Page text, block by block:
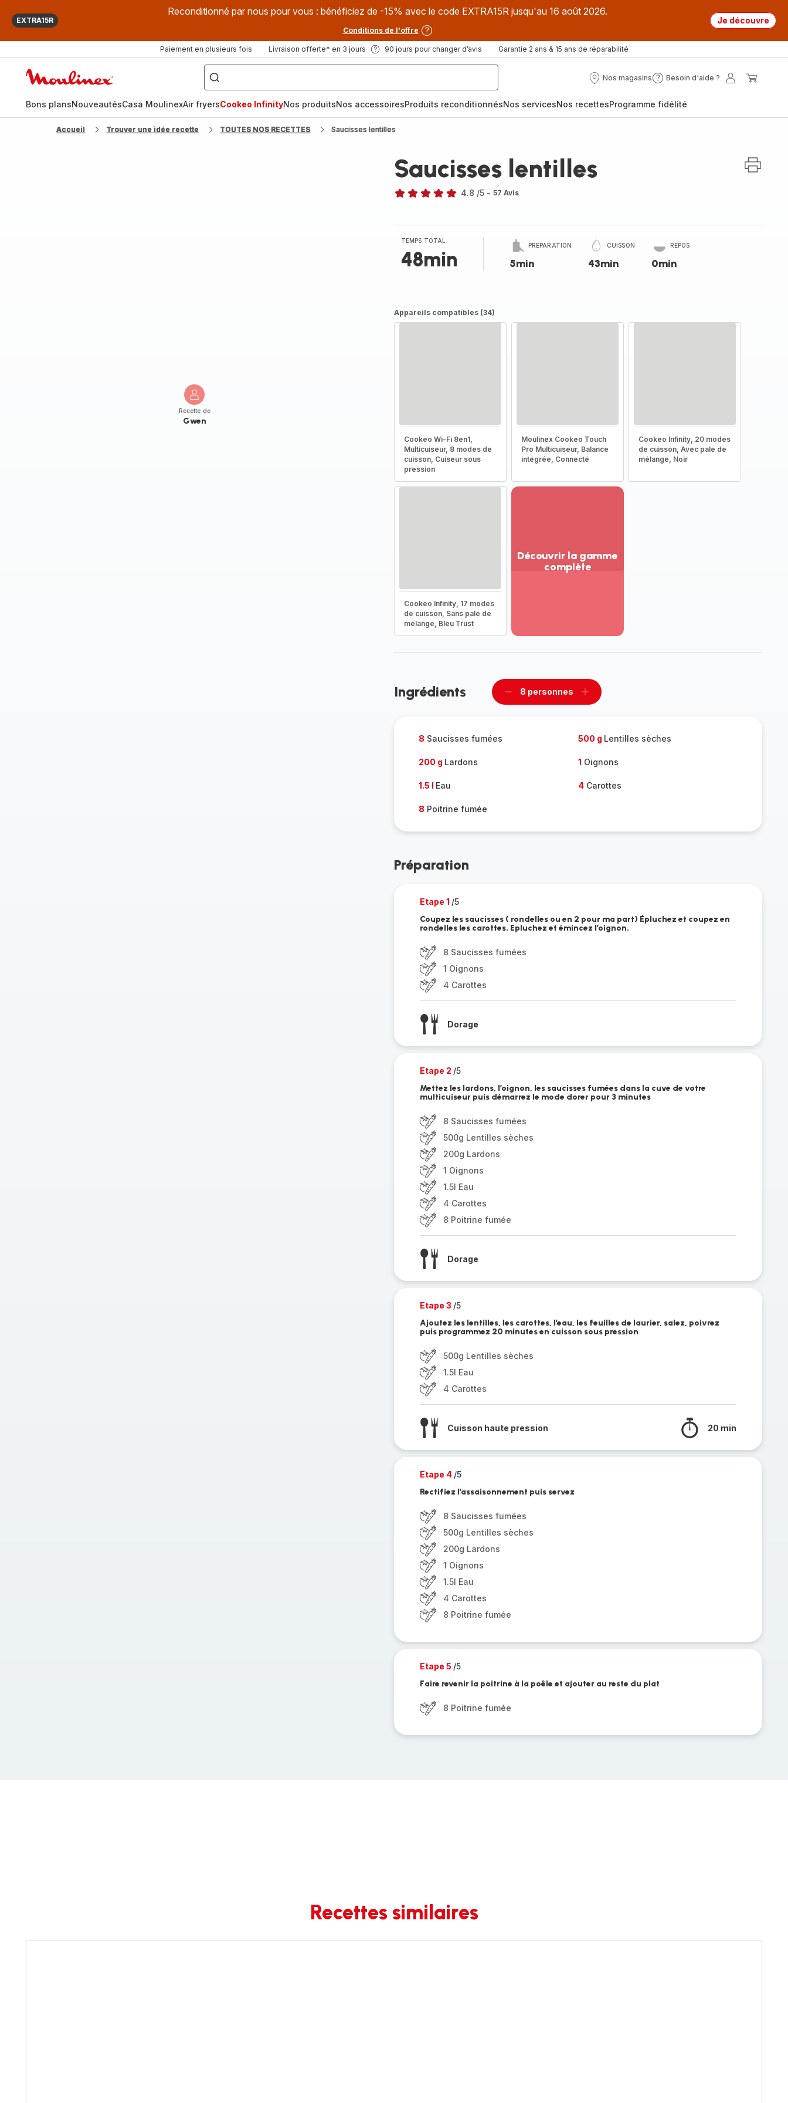
EXTRA15R
Reconditionné par nous pour vous : bénéficiez de -15% avec le code EXTRA15R jusqu'au 16 août 2026.
Conditions de l'offre
Je découvre
Paiement en plusieurs fois Livraison offerte* en 3 jours 90 jours pour changer d’avis Garantie 2 ans & 15 ans de réparabilité
["Que
recherchez-
vous
?",
fryer",
"Companion"]
Nos magasins
Nos
Besoin d'aide ?
Besoin
?
Mon
Bons plansNouveautésCasa MoulinexAir fryersCookeo InfinityNos produitsNos accessoiresProduits reconditionnésNos servicesNos recettesProgramme fidélité
Accueil Trouver une idée recette TOUTES NOS RECETTES Saucisses lentilles
Recette de
Gwen
Saucisses lentilles
4.8 /5 - 57 Avis
TEMPS TOTAL
48min
PRÉPARATION
5min
CUISSON
43min
REPOS
0min
Appareils compatibles (34)
Cookeo Wi-Fi 8en1,
Multicuiseur, 8 modes de
cuisson, Cuiseur sous
pression
Moulinex Cookeo Touch
Pro Multicuiseur, Balance
intégrée, Connecté
Cookeo Infinity, 20 modes
de cuisson, Avec pale de
mélange, Noir
Cookeo Infinity, 17 modes
de cuisson, Sans pale de
mélange, Bleu Trust
Découvrir la gamme
complète
gamme
Ingrédients
Supprimer
8 personnes
Ajouter
8 Saucisses fumées 500 g Lentilles sèches
200 g Lardons 1 Oignons
1.5 l Eau 4Carottes
8 Poitrine fumée
Préparation
Etape 1 /5
Coupez les saucisses ( rondelles ou en 2 pour ma part) Épluchez et coupez en
rondelles les carottes. Epluchez et émincez l’oignon.
8 Saucisses fumées
1 Oignons
4 Carottes
Dorage
Etape 2 /5
Mettez les lardons, l’oignon, les saucisses fumées dans la cuve de votre
multicuiseur puis démarrez le mode dorer pour 3 minutes
8 Saucisses fumées
500g Lentilles sèches
200g Lardons
1 Oignons
1.5l Eau
4 Carottes
8 Poitrine fumée
Dorage
Etape 3 /5
Ajoutez les lentilles, les carottes, l’eau, les feuilles de laurier, salez, poivrez
puis programmez 20 minutes en cuisson sous pression
500g Lentilles sèches
1.5l Eau
4 Carottes
Cuisson haute pression 20 min
Etape 4 /5
Rectifiez l’assaisonnement puis servez
8 Saucisses fumées
500g Lentilles sèches
200g Lardons
1 Oignons
1.5l Eau
4 Carottes
8 Poitrine fumée
Etape 5 /5
Faire revenir la poitrine à la poêle et ajouter au reste du plat
8 Poitrine fumée
Recettes similaires